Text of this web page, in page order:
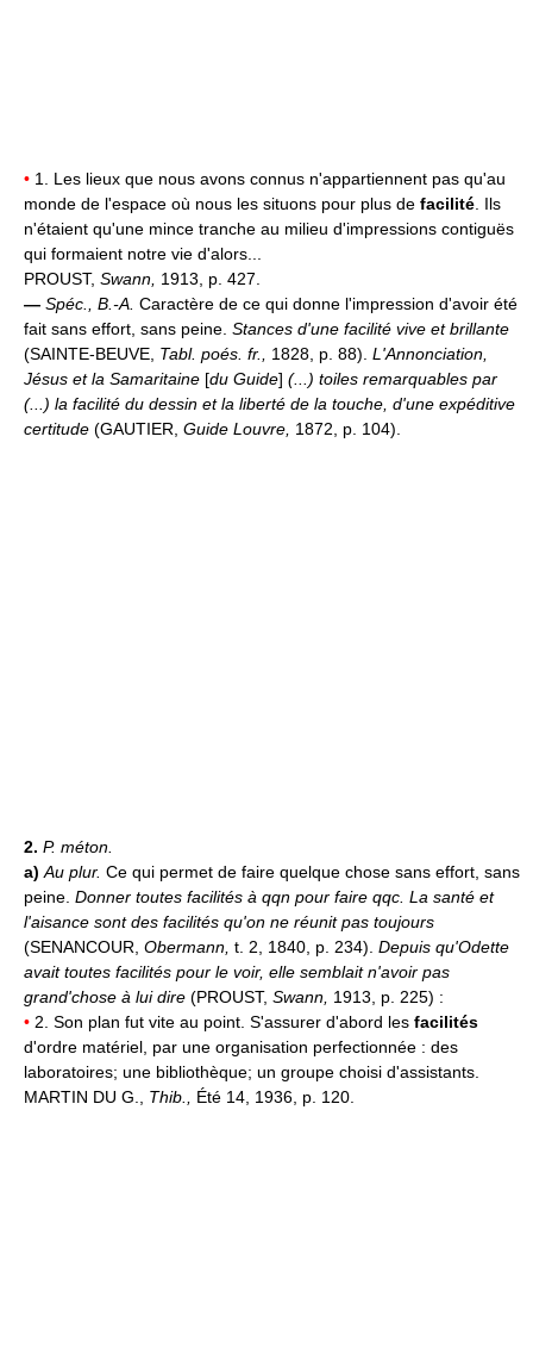
• 1. Les lieux que nous avons connus n'appartiennent pas qu'au
monde de l'espace où nous les situons pour plus de facilité . Ils
n'étaient qu'une mince tranche au milieu d'impressions contiguës
qui formaient notre vie d'alors...
PROUST, Swann, 1913, p. 427.
— Spéc., B.-A. Caractère de ce qui donne l'impression d'avoir été
fait sans effort, sans peine. Stances d'une facilité vive et brillante
(SAINTE-BEUVE, Tabl. poés. fr., 1828, p. 88). L'Annonciation,
Jésus et la Samaritaine [du Guide] (...) toiles remarquables par
(...) la facilité du dessin et la liberté de la touche, d'une expéditive
certitude (GAUTIER, Guide Louvre, 1872, p. 104).
2. P. méton.
a) Au plur. Ce qui permet de faire quelque chose sans effort, sans
peine. Donner toutes facilités à qqn pour faire qqc. La santé et
l'aisance sont des facilités qu'on ne réunit pas toujours
(SENANCOUR, Obermann, t. 2, 1840, p. 234). Depuis qu'Odette
avait toutes facilités pour le voir, elle semblait n'avoir pas
grand'chose à lui dire (PROUST, Swann, 1913, p. 225) :
• 2. Son plan fut vite au point. S'assurer d'abord les facilités
d'ordre matériel, par une organisation perfectionnée : des
laboratoires; une bibliothèque; un groupe choisi d'assistants.
MARTIN DU G., Thib., Été 14, 1936, p. 120.